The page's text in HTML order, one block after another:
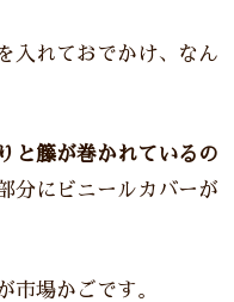
入れておでかけ、なん
と籐が巻かれているの
分にビニールカバーが
市場かごです。